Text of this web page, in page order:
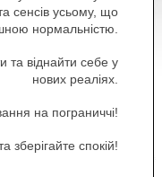
сенсів усьому, що
нормальністю.
та віднайти себе у
нових реаліях.
на пограниччі!
зберігайте спокій!